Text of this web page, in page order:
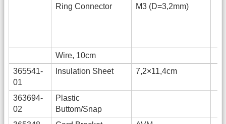
Ring Connector M3 (D=3,2mm)
Wire, 10cm
365541-
01
Insulation Sheet 7,2×11,4cm
363694-
02
Plastic
Buttom/Snap